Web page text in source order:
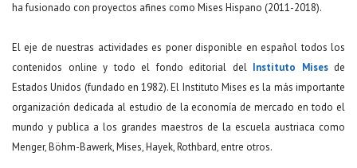
ha fusionado con proyectos afines como Mises Hispano (2011-2018).
El eje de nuestras actividades es poner disponible en español todos los
contenidos online y todo el fondo editorial del Instituto Misesde
Estados Unidos (fundado en 1982). El Instituto Mises es la más importante
organización dedicada al estudio de la economía de mercado en todo el
mundo y publica a los grandes maestros de la escuela austriaca como
Menger, Böhm-Bawerk, Mises, Hayek, Rothbard, entre otros.